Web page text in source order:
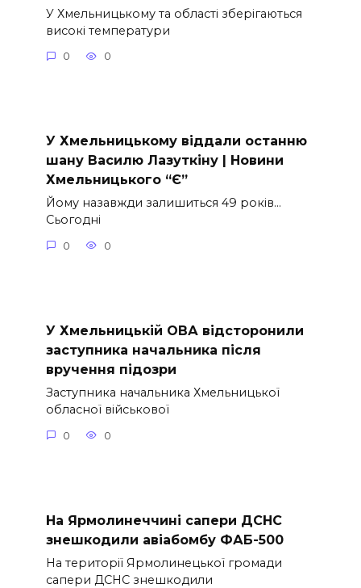
У Хмельницькому та області зберігаються
високі температури
0 0
У Хмельницькому віддали останню
шану Василю Лазуткіну | Новини
Хмельницького “Є”
Йому назавжди залишиться 49 років…
Сьогодні
0 0
У Хмельницькій ОВА відсторонили
заступника начальника після
вручення підозри
Заступника начальника Хмельницької
обласної військової
0 0
На Ярмолинеччині сапери ДСНС
знешкодили авіабомбу ФАБ-500
На території Ярмолинецької громади
сапери ДСНС знешкодили